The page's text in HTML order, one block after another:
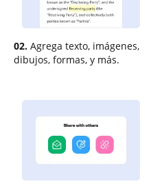
02. Agrega texto, imágenes,
dibujos, formas, y más.